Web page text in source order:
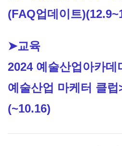
(FAQ업데이트)
➤교육
2024 예술산업아카데
예술산업 마케터 클럽
(~10.16)